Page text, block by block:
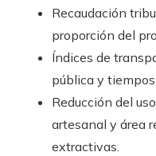
Recaudación
proporción del
Índices de
pública y
Reducción del
artesanal y área
extractivas.